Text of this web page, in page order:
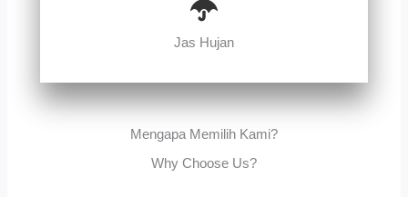
Jas Hujan
Mengapa Memilih Kami?
Why Choose Us?